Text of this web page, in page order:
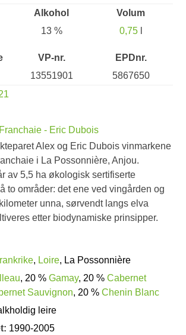
Alkohol
13 %
Volum
0,75l
VP-nr.
13551901
EPDnr.
5867650
- Eric Dubois
Alex og Eric Dubois vinmarkene
i La Possonnière, Anjou.
av 5,5 ha økologisk sertifiserte
to områder: det ene ved vingården og
unna, sørvendt langs elva
etter biodynamiske prinsipper.
, Loire, La Possonnière
, 20 %Gamay, 20 %Cabernet
Sauvignon, 20 %Chenin Blanc
leire
1990-2005